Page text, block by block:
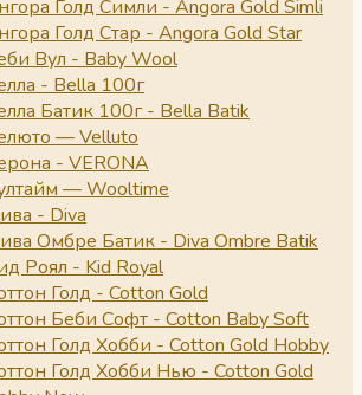
Голд Симли - Angora Gold Simli
Голд Стар - Angora Gold Star
Вул - Baby Wool
- Bella 100г
Батик 100г - Bella Batik
— Velluto
- VERONA
— Wooltime
- Diva
Омбре Батик - Diva Ombre Batik
Роял - Kid Royal
Голд - Cotton Gold
Беби Софт - Cotton Baby Soft
Голд Хобби - Cotton Gold Hobby
Голд Хобби Нью - Cotton Gold